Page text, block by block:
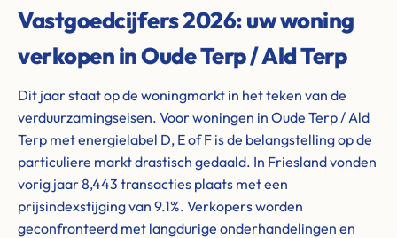
Vastgoedcijfers 2026: uw woning
verkopen in Oude Terp / Ald Terp
Dit jaar staat op de woningmarkt in het teken van de
verduurzamingseisen. Voor woningen in Oude Terp / Ald
Terp met energielabel D, E of F is de belangstelling op de
particuliere markt drastisch gedaald. In Friesland vonden
vorig jaar 8,443 transacties plaats met een
prijsindexstijging van 9.1%. Verkopers worden
geconfronteerd met langdurige onderhandelingen en